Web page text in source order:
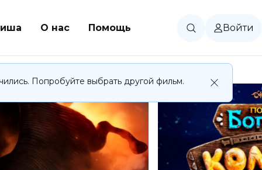
О нас Помощь Войти
Попробуйте выбрать другой фильм.